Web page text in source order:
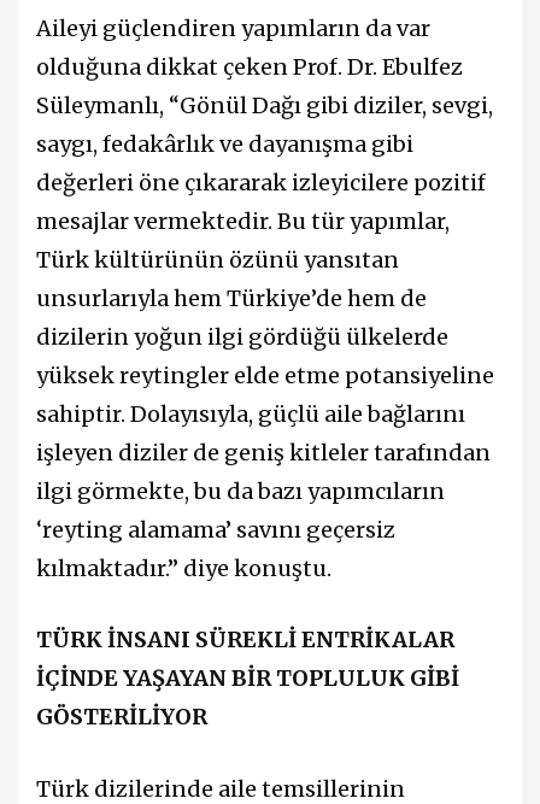
Aileyi güçlendiren yapımların da var
olduğuna dikkat çeken Prof. Dr. Ebulfez
Süleymanlı, “Gönül Dağı gibi diziler, sevgi,
saygı, fedakârlık ve dayanışma gibi
değerleri öne çıkararak izleyicilere pozitif
mesajlar vermektedir. Bu tür yapımlar,
Türk kültürünün özünü yansıtan
unsurlarıyla hem Türkiye’de hem de
dizilerin yoğun ilgi gördüğü ülkelerde
yüksek reytingler elde etme potansiyeline
sahiptir. Dolayısıyla, güçlü aile bağlarını
işleyen diziler de geniş kitleler tarafından
ilgi görmekte, bu da bazı yapımcıların
‘reyting alamama’ savını geçersiz
kılmaktadır.” diye konuştu.
TÜRK İNSANI SÜREKLİ ENTRİKALAR
İÇİNDE YAŞAYAN BİR TOPLULUK GİBİ
GÖSTERİLİYOR
Türk dizilerinde aile temsillerinin